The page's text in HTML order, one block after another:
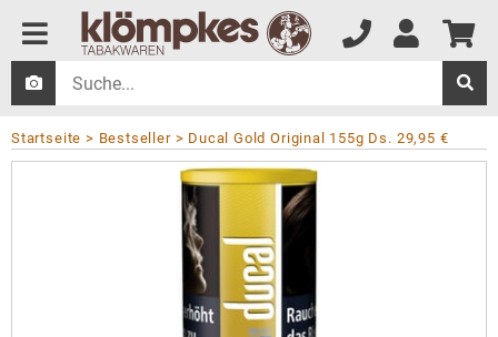
Startseite Bestseller Ducal Gold Original 155g Ds. 29,95 €